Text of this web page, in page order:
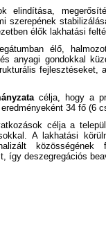
elindítása,
szerepének
élők lakhatási
élő,
anyagi gondokkal
fejlesztéseket,
célja, hogy a
34 fő (6
célja a
A lakhatási
így deszegregációs